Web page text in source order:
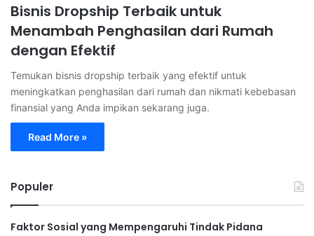
Bisnis Dropship Terbaik untuk
Menambah Penghasilan dari Rumah
dengan Efektif
Temukan bisnis dropship terbaik yang efektif untuk
meningkatkan penghasilan dari rumah dan nikmati kebebasan
finansial yang Anda impikan sekarang juga.
Read More »
Populer
Faktor Sosial yang Mempengaruhi Tindak Pidana